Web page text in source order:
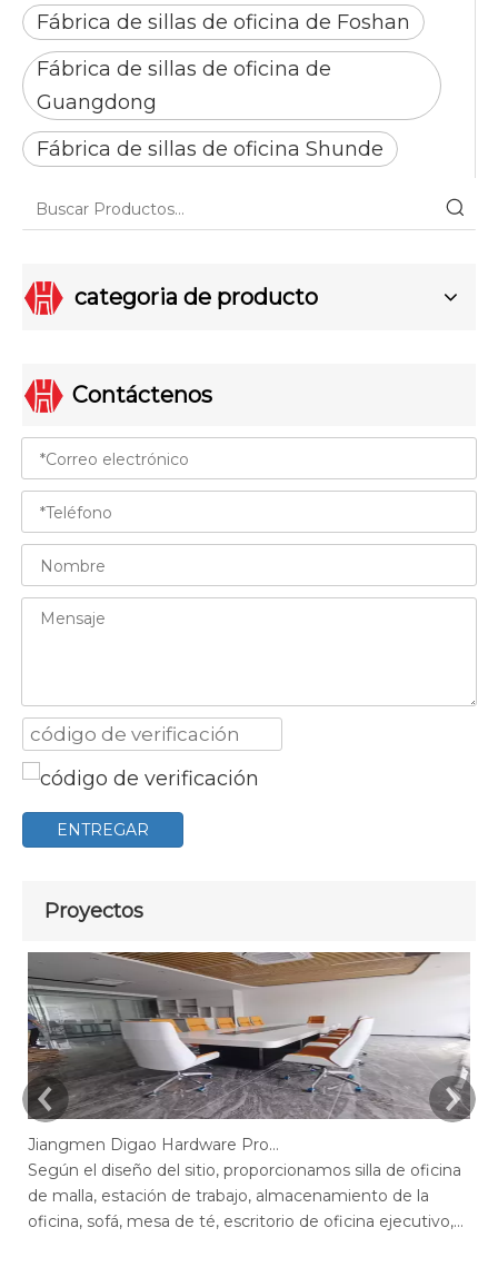
Fábrica de sillas de oficina de Foshan
Fábrica de sillas de oficina de
Guangdong
Fábrica de sillas de oficina Shunde
categoria de producto
Contáctenos
ENTREGAR
Proyectos
Jiangmen Digao Hardware Products Company
Según el diseño del sitio, proporcionamos silla de oficina
de malla, estación de trabajo, almacenamiento de la
oficina, sofá, mesa de té, escritorio de oficina ejecutivo,